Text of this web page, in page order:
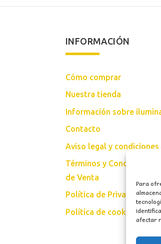
Para
afectar
INFORMACIÓN
Cómo comprar
Nuestra tienda
Información sobre
Contacto
Aviso legal y condiciones
Términos y Condiciones
de Venta
Política de Privacidad
Política de cookies (UE)